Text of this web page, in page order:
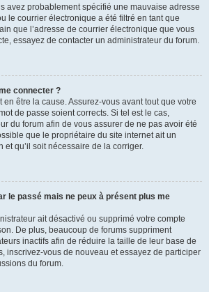
avez probablement spécifié une mauvaise adresse
le courrier électronique a été filtré en tant que
que l’adresse de courrier électronique que vous
essayez de contacter un administrateur du forum.
connecter ?
en être la cause. Assurez-vous avant tout que votre
de passe soient corrects. Si tel est le cas,
du forum afin de vous assurer de ne pas avoir été
que le propriétaire du site internet ait un
et qu’il soit nécessaire de la corriger.
le passé mais ne peux à présent plus me
ait désactivé ou supprimé votre compte
De plus, beaucoup de forums suppriment
inactifs afin de réduire la taille de leur base de
inscrivez-vous de nouveau et essayez de participer
du forum.